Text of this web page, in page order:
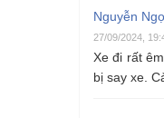
Nguyễn
27/09/2024,
Xe đi rất
bị say xe.